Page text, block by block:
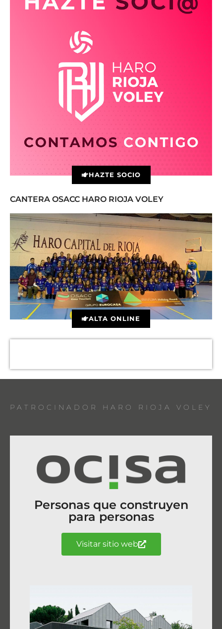
HAZTE SOCIO
CANTERA OSACC HARO RIOJA VOLEY
ALTA ONLINE
PATROCINADOR HARO RIOJA VOLEY
Personas que construyen
para personas
Visitar sitio web